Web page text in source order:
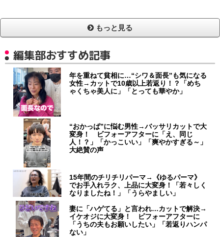
もっと見る
編集部おすすめ記事
年を重ねて貧相に…“シワ＆面長”も気になる
女性→カットで10歳以上若返り！？「めち
ゃくちゃ美人に」「とっても華やか」
“おかっぱ”に悩む男性→バッサリカットで大
変身！ ビフォーアフターに「え、同じ
人！？」「かっこいい」「爽やかすぎる～」
大絶賛の声
15年間のチリチリパーマ→《ゆるパーマ》
でお手入れラク、上品に大変身！「若々しく
なりましたね！」「うらやましい」
妻に「ハゲてる」と言われ…カットで解決→
イケオジに大変身！ ビフォーアフターに
「うちの夫もお願いしたい」「若返りハンパ
ない」